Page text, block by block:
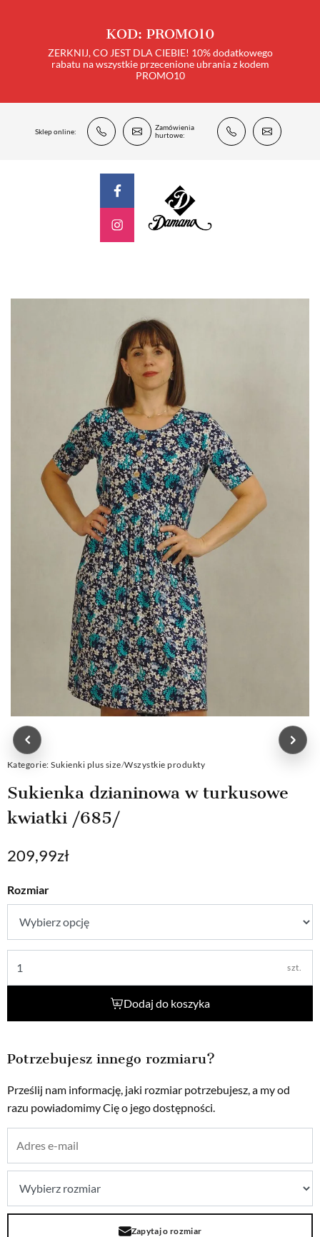
KOD: PROMO10
ZERKNIJ, CO JEST DLA CIEBIE! 10% dodatkowego
rabatu na wszystkie przecenione ubrania z kodem
PROMO10
Sklep online:
Zamówienia
hurtowe:
Kategorie: Sukienki plus size/Wszystkie produkty
Sukienka dzianinowa w turkusowe
kwiatki /685/
209,99zł
Rozmiar
szt.
Dodaj do koszyka
Potrzebujesz innego rozmiaru?
Prześlij nam informację, jaki rozmiar potrzebujesz, a my od
razu powiadomimy Cię o jego dostępności.
Zapytaj o rozmiar